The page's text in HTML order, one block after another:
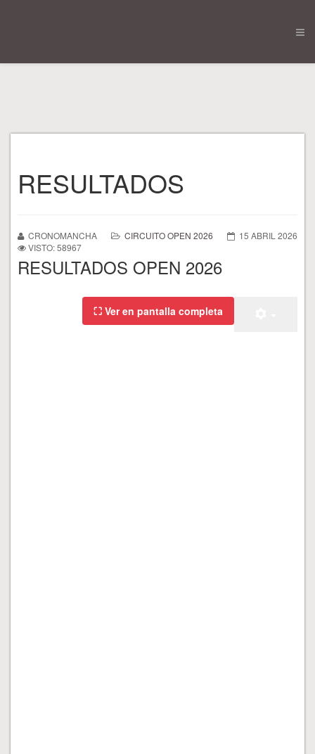
RESULTADOS
CRONOMANCHA CIRCUITO OPEN 2026
15 ABRIL 2026
VISTO: 58967
RESULTADOS OPEN 2026
⛶ Ver en pantalla completa